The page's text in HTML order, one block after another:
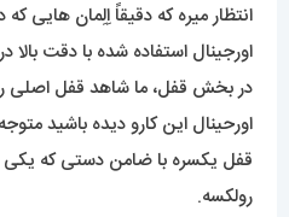
انتظار میره که دقیقاً اِلِمان
اورجینال استفاده شده با دقت
در بخش قفل، ما شاهد قفل اصلی
اورحینال این کارو دیده باشید
قفل یکسره با ضامن دستی که یکی
رولکسه.